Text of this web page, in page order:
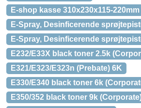
E-shop kasse 310x230x115-220mm
E-Spray, Desinficerende
E-Spray, Desinficerende
E232/E33X black toner 2.5k
E321/E323/E323n (Prebate) 6K
E330/E340 black toner 6k
E350/352 black toner 9k